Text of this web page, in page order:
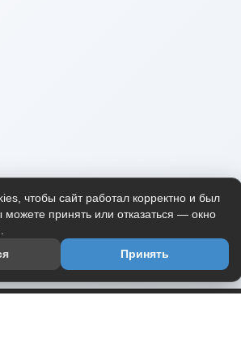
чтобы сайт работал корректно и был
принять или отказаться — окно
Принять